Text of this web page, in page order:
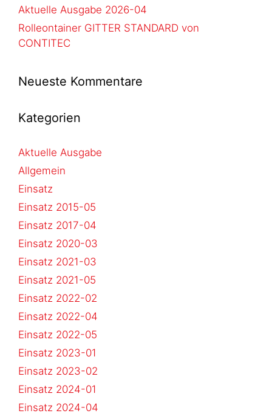
Aktuelle Ausgabe 2026-04
Rolleontainer GITTER STANDARD von
CONTITEC
Neueste Kommentare
Kategorien
Aktuelle Ausgabe
Allgemein
Einsatz
Einsatz 2015-05
Einsatz 2017-04
Einsatz 2020-03
Einsatz 2021-03
Einsatz 2021-05
Einsatz 2022-02
Einsatz 2022-04
Einsatz 2022-05
Einsatz 2023-01
Einsatz 2023-02
Einsatz 2024-01
Einsatz 2024-04